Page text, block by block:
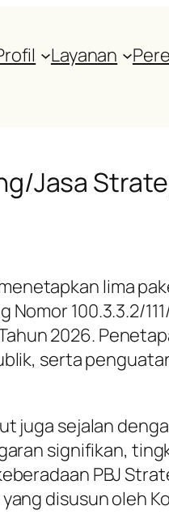
Layanan
Jasa
lima
100.3.3.2/
2026.
serta
juga sejalan
signifikan,
PBJ
disusun oleh